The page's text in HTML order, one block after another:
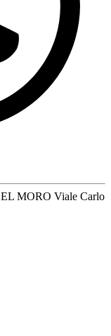
MORO Viale Carlo